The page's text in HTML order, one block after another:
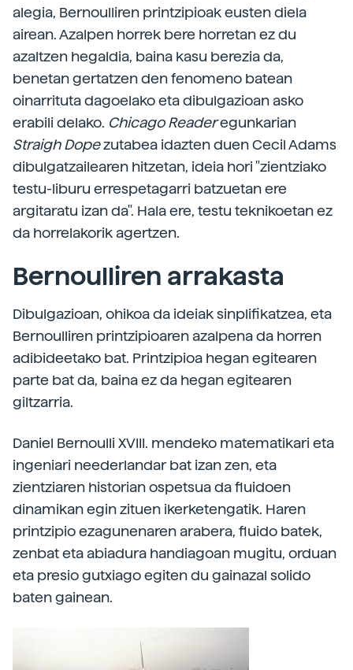
alegia, Bernoulliren printzipioak eusten diela
airean. Azalpen horrek bere horretan ez du
azaltzen hegaldia, baina kasu berezia da,
benetan gertatzen den fenomeno batean
oinarrituta dagoelako eta dibulgazioan asko
erabili delako. Chicago Readeregunkarian
Straigh Dopezutabea idazten duen Cecil Adams
dibulgatzailearen hitzetan, ideia hori "zientziako
testu-liburu errespetagarri batzuetan ere
argitaratu izan da". Hala ere, testu teknikoetan ez
da horrelakorik agertzen.
Bernoulliren arrakasta
Dibulgazioan, ohikoa da ideiak sinplifikatzea, eta
Bernoulliren printzipioaren azalpena da horren
adibideetako bat. Printzipioa hegan egitearen
parte bat da, baina ez da hegan egitearen
giltzarria.
Daniel Bernoulli XVIII. mendeko matematikari eta
ingeniari neederlandar bat izan zen, eta
zientziaren historian ospetsua da fluidoen
dinamikan egin zituen ikerketengatik. Haren
printzipio ezagunenaren arabera, fluido batek,
zenbat eta abiadura handiagoan mugitu, orduan
eta presio gutxiago egiten du gainazal solido
baten gainean.